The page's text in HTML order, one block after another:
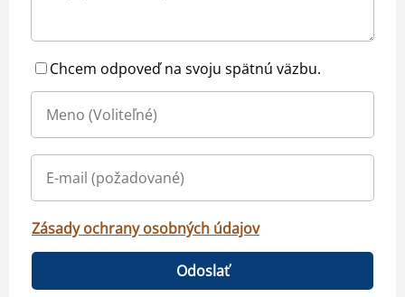
Chcem odpoveď na svoju spätnú väzbu.
Zásady ochrany osobných údajov
Odoslať